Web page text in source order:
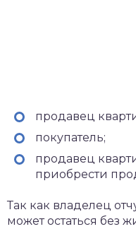
продавец
покупатель;
продавец
приобрести
Так как владелец
может остаться без